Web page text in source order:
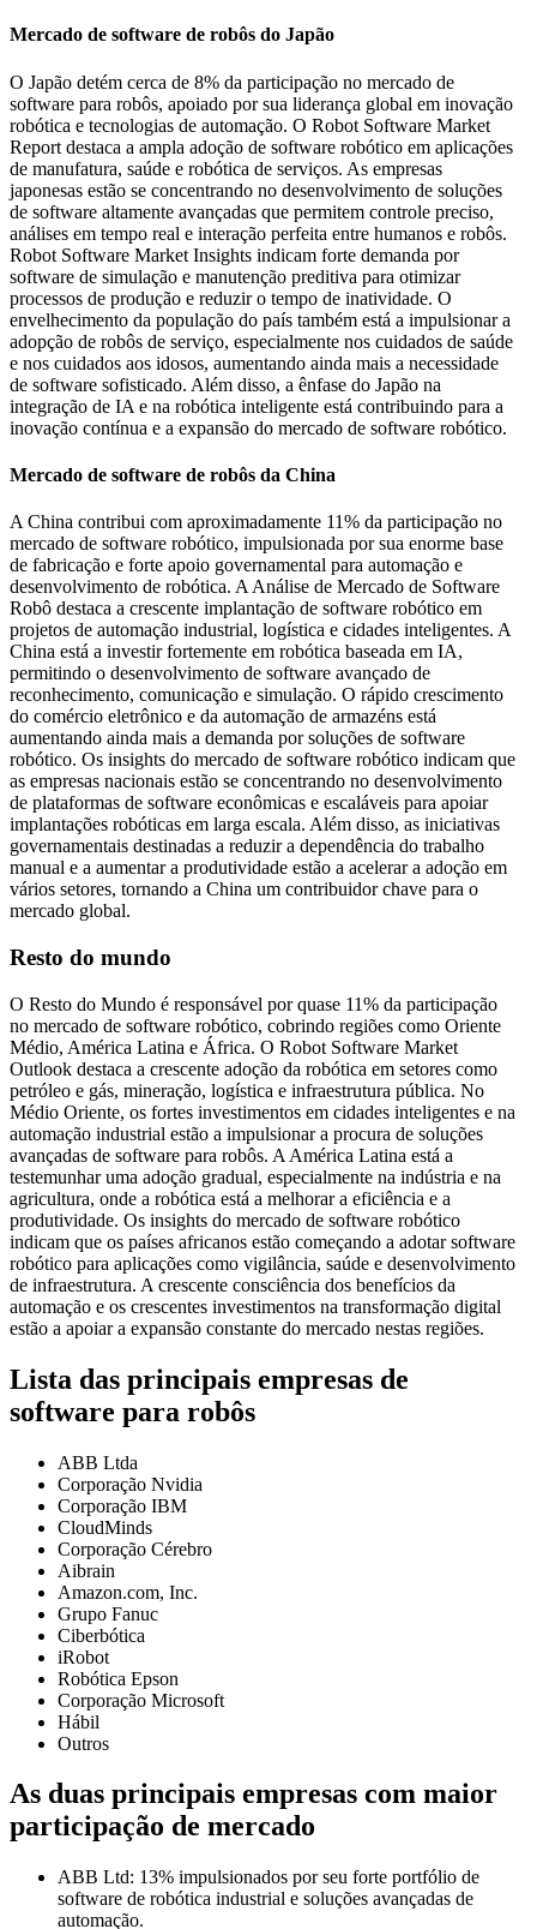
Mercado de software de robôs do Japão
O Japão detém cerca de 8% da participação no mercado de
software para robôs, apoiado por sua liderança global em inovação
robótica e tecnologias de automação. O Robot Software Market
Report destaca a ampla adoção de software robótico em aplicações
de manufatura, saúde e robótica de serviços. As empresas
japonesas estão se concentrando no desenvolvimento de soluções
de software altamente avançadas que permitem controle preciso,
análises em tempo real e interação perfeita entre humanos e robôs.
Robot Software Market Insights indicam forte demanda por
software de simulação e manutenção preditiva para otimizar
processos de produção e reduzir o tempo de inatividade. O
envelhecimento da população do país também está a impulsionar a
adopção de robôs de serviço, especialmente nos cuidados de saúde
e nos cuidados aos idosos, aumentando ainda mais a necessidade
de software sofisticado. Além disso, a ênfase do Japão na
integração de IA e na robótica inteligente está contribuindo para a
inovação contínua e a expansão do mercado de software robótico.
Mercado de software de robôs da China
A China contribui com aproximadamente 11% da participação no
mercado de software robótico, impulsionada por sua enorme base
de fabricação e forte apoio governamental para automação e
desenvolvimento de robótica. A Análise de Mercado de Software
Robô destaca a crescente implantação de software robótico em
projetos de automação industrial, logística e cidades inteligentes. A
China está a investir fortemente em robótica baseada em IA,
permitindo o desenvolvimento de software avançado de
reconhecimento, comunicação e simulação. O rápido crescimento
do comércio eletrônico e da automação de armazéns está
aumentando ainda mais a demanda por soluções de software
robótico. Os insights do mercado de software robótico indicam que
as empresas nacionais estão se concentrando no desenvolvimento
de plataformas de software econômicas e escaláveis ​​para apoiar
implantações robóticas em larga escala. Além disso, as iniciativas
governamentais destinadas a reduzir a dependência do trabalho
manual e a aumentar a produtividade estão a acelerar a adoção em
vários setores, tornando a China um contribuidor chave para o
mercado global.
Resto do mundo
O Resto do Mundo é responsável por quase 11% da participação
no mercado de software robótico, cobrindo regiões como Oriente
Médio, América Latina e África. O Robot Software Market
Outlook destaca a crescente adoção da robótica em setores como
petróleo e gás, mineração, logística e infraestrutura pública. No
Médio Oriente, os fortes investimentos em cidades inteligentes e na
automação industrial estão a impulsionar a procura de soluções
avançadas de software para robôs. A América Latina está a
testemunhar uma adoção gradual, especialmente na indústria e na
agricultura, onde a robótica está a melhorar a eficiência e a
produtividade. Os insights do mercado de software robótico
indicam que os países africanos estão começando a adotar software
robótico para aplicações como vigilância, saúde e desenvolvimento
de infraestrutura. A crescente consciência dos benefícios da
automação e os crescentes investimentos na transformação digital
estão a apoiar a expansão constante do mercado nestas regiões.
Lista das principais empresas de
software para robôs
ABB Ltda
Corporação Nvidia
Corporação IBM
CloudMinds
Corporação Cérebro
Aibrain
Amazon.com, Inc.
Grupo Fanuc
Ciberbótica
iRobot
Robótica Epson
Corporação Microsoft
Hábil
Outros
As duas principais empresas com maior
participação de mercado
ABB Ltd: 13% impulsionados por seu forte portfólio de
software de robótica industrial e soluções avançadas de
automação.